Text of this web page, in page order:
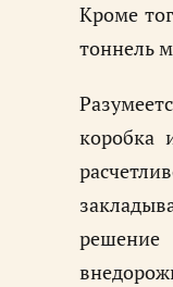
Кроме
тоннель
коробка
решение